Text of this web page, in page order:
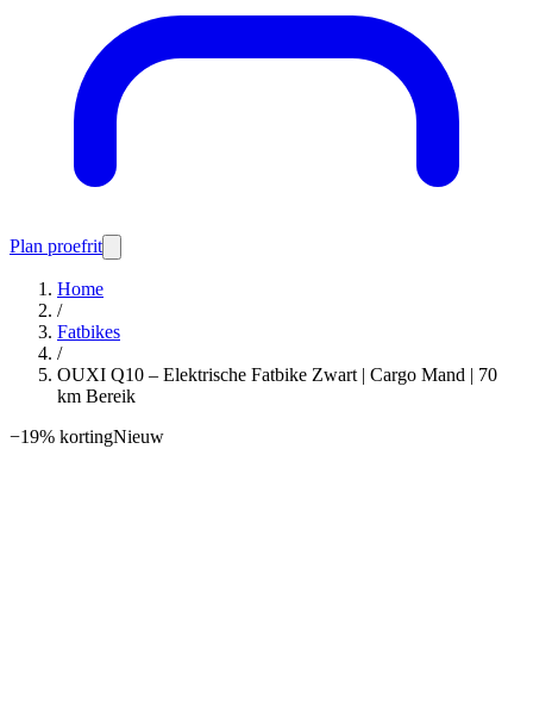
Plan proefrit
Home
/
Fatbikes
/
OUXI Q10 – Elektrische Fatbike Zwart | Cargo Mand | 70
km Bereik
−19% kortingNieuw